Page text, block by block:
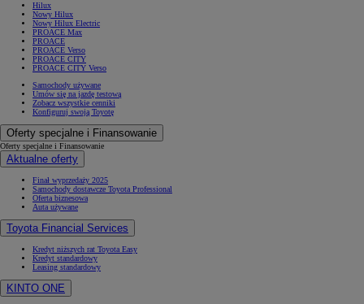
Hilux
Nowy Hilux
Nowy Hilux Electric
PROACE Max
PROACE
PROACE Verso
PROACE CITY
PROACE CITY Verso
Samochody używane
Umów się na jazdę testową
Zobacz wszystkie cenniki
Konfiguruj swoją Toyotę
Oferty specjalne i Finansowanie
Oferty specjalne i Finansowanie
Aktualne oferty
Finał wyprzedaży 2025
Samochody dostawcze Toyota Professional
Oferta biznesowa
Auta używane
Toyota Financial Services
Kredyt niższych rat Toyota Easy
Kredyt standardowy
Leasing standardowy
KINTO ONE